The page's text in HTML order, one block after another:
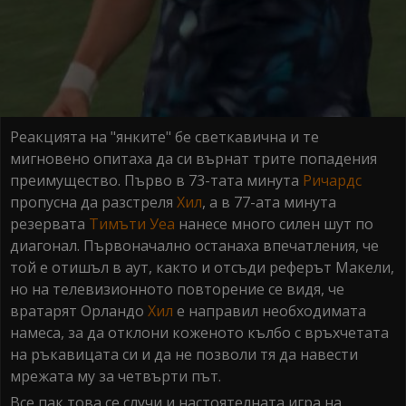
Реакцията на "янките" бе светкавична и те
мигновено опитаха да си върнат трите попадения
преимущество. Първо в 73-тата минута Ричардс
пропусна да разстреля Хил, а в 77-ата минута
резервата Тимъти Уеа нанесе много силен шут по
диагонал. Първоначално останаха впечатления, че
той е отишъл в аут, както и отсъди реферът Макели,
но на телевизионното повторение се видя, че
вратарят Орландо Хил е направил необходимата
намеса, за да отклони коженото кълбо с връхчетата
на ръкавицата си и да не позволи тя да навести
мрежата му за четвърти път.